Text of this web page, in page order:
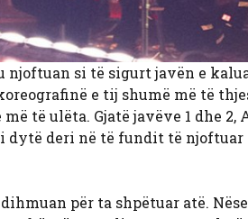
si të sigurt javën e
e tij shumë më të
të ulëta. Gjatë javëve 1 dhe 2,
dytë deri në të fundit të
për ta shpëtuar atë.